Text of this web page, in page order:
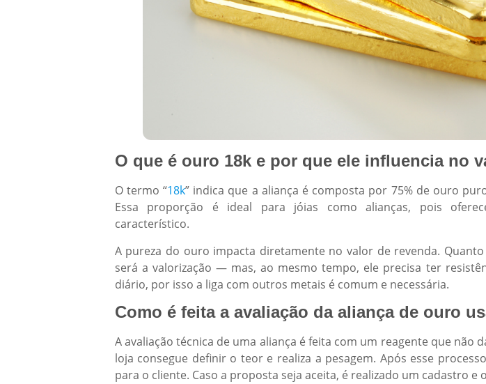
O que é ouro 18k e por que ele influencia no
O termo “18k” indica que a aliança é composta por 75% de ouro
Essa proporção é ideal para jóias como alianças, pois
característico.
A pureza do ouro impacta diretamente no valor de revenda.
será a valorização — mas, ao mesmo tempo, ele precisa ter
diário, por isso a liga com outros metais é comum e necessária.
Como é feita a avaliação da aliança de ouro
A avaliação técnica de uma aliança é feita com um reagente que não
loja consegue definir o teor e realiza a pesagem. Após esse
para o cliente. Caso a proposta seja aceita, é realizado um cadastro e